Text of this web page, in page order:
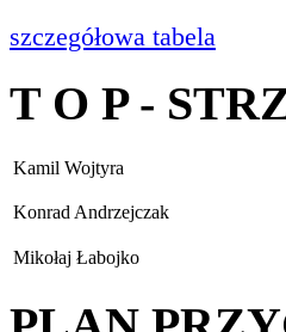
szczegółowa tabela
T O P -
Kamil Wojtyra
Konrad Andrzejczak
Mikołaj Łabojko